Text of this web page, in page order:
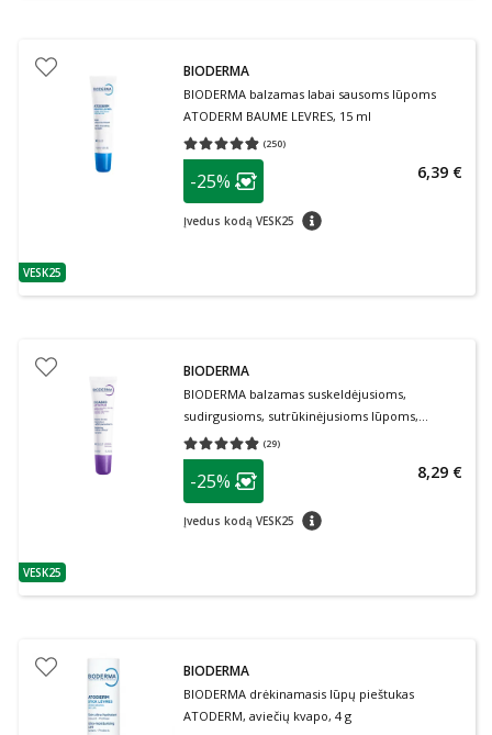
patarimas
VESK25
BIODERMA
BIODERMA balzamas labai sausoms lūpoms
ATODERM BAUME LEVRES, 15 ml
(250)
Vidutinis įvertinimas 4.86
patarimas
Lojalumo klubo narių nuolaida
-25%
Įvedus kodą VESK25 patarimas
6,39 €
patarimas
VESK25
BIODERMA
BIODERMA balzamas suskeldėjusioms,
sudirgusioms, sutrūkinėjusioms lūpoms,
CICABIO LIP REPAIR, 10 ml
(29)
Vidutinis įvertinimas 4.86
patarimas
Lojalumo klubo narių nuolaida
-25%
Įvedus kodą VESK25 patarimas
8,29 €
BIODERMA
BIODERMA drėkinamasis lūpų pieštukas
ATODERM, aviečių kvapo, 4 g